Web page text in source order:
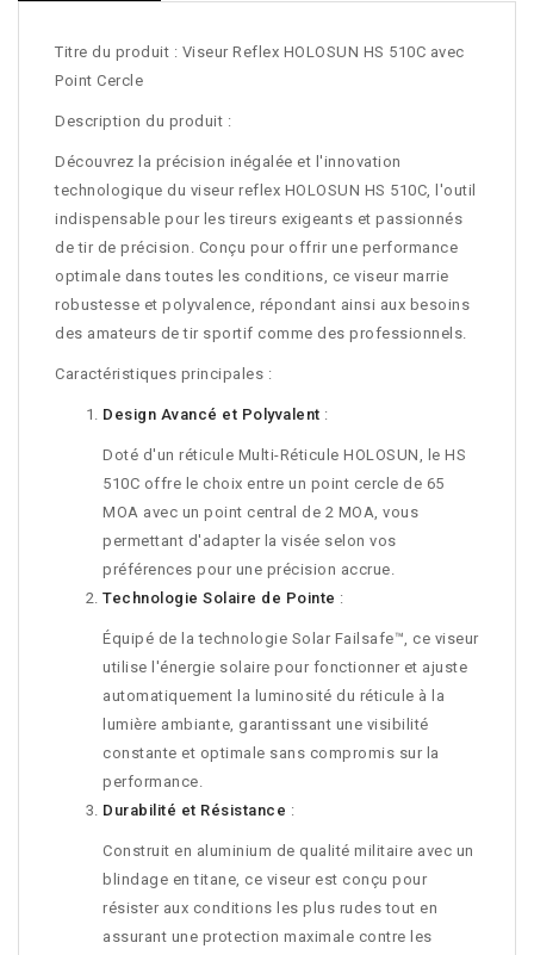
Titre du produit : Viseur Reflex HOLOSUN HS 510C avec
Point Cercle
Description du produit :
Découvrez la précision inégalée et l'innovation
technologique du viseur reflex HOLOSUN HS 510C, l'outil
indispensable pour les tireurs exigeants et passionnés
de tir de précision. Conçu pour offrir une performance
optimale dans toutes les conditions, ce viseur marrie
robustesse et polyvalence, répondant ainsi aux besoins
des amateurs de tir sportif comme des professionnels.
Caractéristiques principales :
Design Avancé et Polyvalent :
Doté d'un réticule Multi-Réticule HOLOSUN, le HS
510C offre le choix entre un point cercle de 65
MOA avec un point central de 2 MOA, vous
permettant d'adapter la visée selon vos
préférences pour une précision accrue.
Technologie Solaire de Pointe :
Équipé de la technologie Solar Failsafe™, ce viseur
utilise l'énergie solaire pour fonctionner et ajuste
automatiquement la luminosité du réticule à la
lumière ambiante, garantissant une visibilité
constante et optimale sans compromis sur la
performance.
Durabilité et Résistance :
Construit en aluminium de qualité militaire avec un
blindage en titane, ce viseur est conçu pour
résister aux conditions les plus rudes tout en
assurant une protection maximale contre les